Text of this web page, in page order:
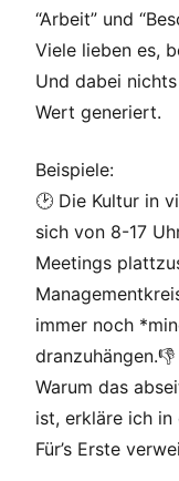
“Arbeit” und
Viele lieben es,
Und dabei
Wert generiert.
Beispiele:
🕑 Die Kultur in
sich von 8-17
Meetings
immer noch
dranzuhängen.👎
Warum das
ist, erkläre ich in
Für’s Erste